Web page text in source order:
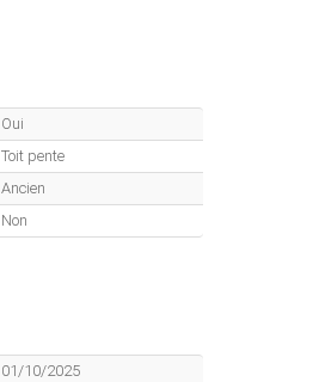
Oui
Toit pente
Ancien
Non
01/10/2025